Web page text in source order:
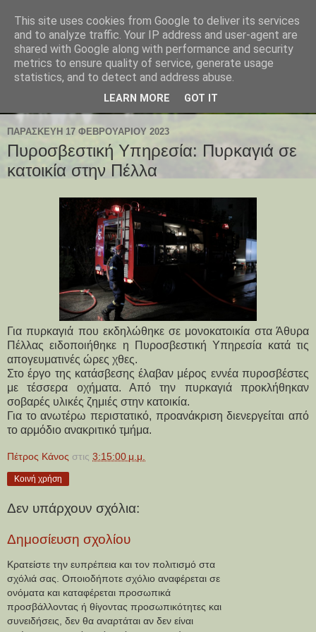
ΠΑΡΑΣΚΕΥΉ 17 ΦΕΒΡΟΥΑΡΊΟΥ 2023
Πυροσβεστική Υπηρεσία: Πυρκαγιά σε
κατοικία στην Πέλλα
Για πυρκαγιά που εκδηλώθηκε σε μονοκατοικία στα Άθυρα
Πέλλας ειδοποιήθηκε η Πυροσβεστική Υπηρεσία κατά τις
απογευματινές ώρες χθες.
Στο έργο της κατάσβεσης έλαβαν μέρος εννέα πυροσβέστες
με τέσσερα οχήματα. Από την πυρκαγιά προκλήθηκαν
σοβαρές υλικές ζημιές στην κατοικία.
Για το ανωτέρω περιστατικό, προανάκριση διενεργείται από
το αρμόδιο ανακριτικό τμήμα.
Πέτρος Κάνος στις 3:15:00 μ.μ.
Κοινή χρήση
Δεν υπάρχουν σχόλια:
Δημοσίευση σχολίου
Κρατείστε την ευπρέπεια και τον πολιτισμό στα
σχόλιά σας. Οποιοδήποτε σχόλιο αναφέρεται σε
ονόματα και καταφέρεται προσωπικά
προσβάλλοντας ή θίγοντας προσωπικότητες και
συνειδήσεις, δεν θα αναρτάται αν δεν είναι
This site uses cookies from Google to deliver its services
and to analyze traffic. Your IP address and user-agent are
shared with Google along with performance and security
metrics to ensure quality of service, generate usage
statistics, and to detect and address abuse.
LEARN MORE GOT IT